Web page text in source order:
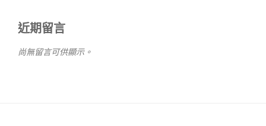
近期留言
尚無留言可供顯示。